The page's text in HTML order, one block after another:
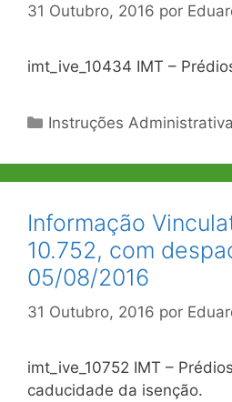
31 Outubro, 2016 por
imt_ive_10434 IMT –
Categorias
Instruções
Informação
10.752, com
05/08/2016
31 Outubro, 2016 por
imt_ive_10752 IMT –
caducidade da isenção.